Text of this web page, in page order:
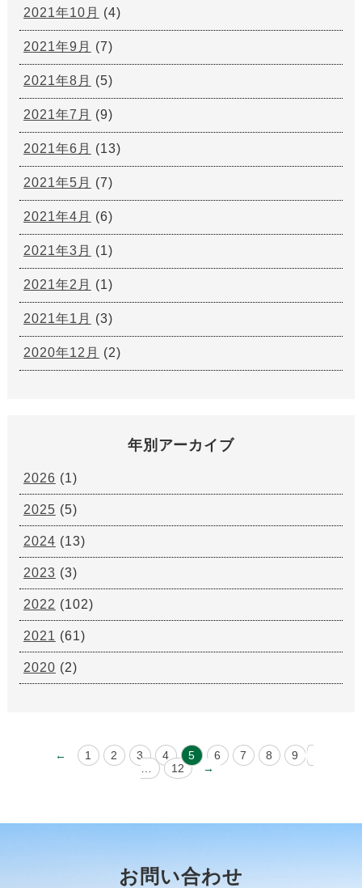
2021年10月 (4)
2021年9月 (7)
2021年8月 (5)
2021年7月 (9)
2021年6月 (13)
2021年5月 (7)
2021年4月 (6)
2021年3月 (1)
2021年2月 (1)
2021年1月 (3)
2020年12月 (2)
年別アーカイブ
2026 (1)
2025 (5)
2024 (13)
2023 (3)
2022 (102)
2021 (61)
2020 (2)
← 1 2 3 4 5 6 7 8
9
…
12 →
お問い合わせ